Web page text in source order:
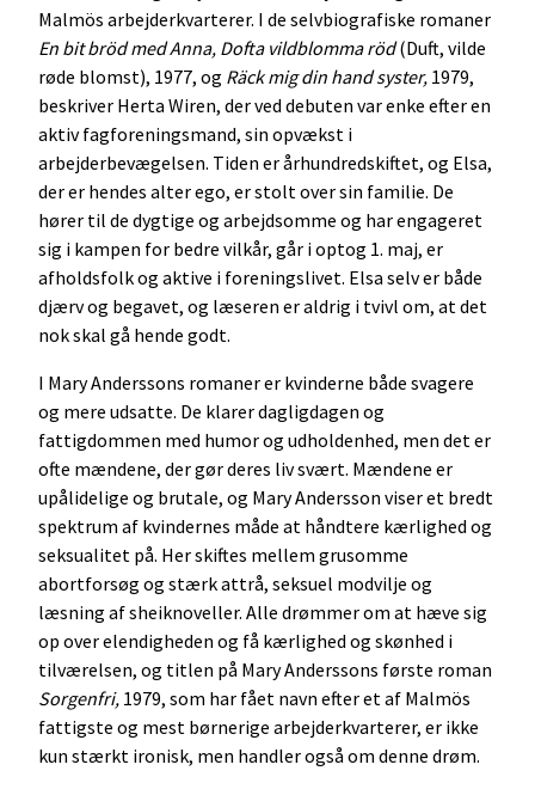
Malmös arbejderkvarterer. I de selvbiografiske romaner
En bit bröd med Anna, Dofta vildblomma röd(Duft, vilde
røde blomst), 1977, og Räck mig din hand syster, 1979,
beskriver Herta Wiren, der ved debuten var enke efter en
aktiv fagforeningsmand, sin opvækst i
arbejderbevægelsen. Tiden er århundredskiftet, og Elsa,
der er hendes alter ego, er stolt over sin familie. De
hører til de dygtige og arbejdsomme og har engageret
sig i kampen for bedre vilkår, går i optog 1. maj, er
afholdsfolk og aktive i foreningslivet. Elsa selv er både
djærv og begavet, og læseren er aldrig i tvivl om, at det
nok skal gå hende godt.
I Mary Anderssons romaner er kvinderne både svagere
og mere udsatte. De klarer dagligdagen og
fattigdommen med humor og udholdenhed, men det er
ofte mændene, der gør deres liv svært. Mændene er
upålidelige og brutale, og Mary Andersson viser et bredt
spektrum af kvindernes måde at håndtere kærlighed og
seksualitet på. Her skiftes mellem grusomme
abortforsøg og stærk attrå, seksuel modvilje og
læsning af sheiknoveller. Alle drømmer om at hæve sig
op over elendigheden og få kærlighed og skønhed i
tilværelsen, og titlen på Mary Anderssons første roman
Sorgenfri, 1979, som har fået navn efter et af Malmös
fattigste og mest børnerige arbejderkvarterer, er ikke
kun stærkt ironisk, men handler også om denne drøm.